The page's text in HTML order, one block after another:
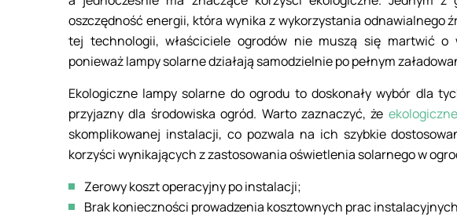
oszczędność energii, która wynika z wykorzystania odnawialnego
tej technologii, właściciele ogrodów nie muszą się martwić o
ponieważ lampy solarne działają samodzielnie po pełnym
Ekologiczne lampy solarne do ogrodu to doskonały wybór dla
przyjazny dla środowiska ogród. Warto zaznaczyć, że
skomplikowanej instalacji, co pozwala na ich szybkie
korzyści wynikających z zastosowania oświetlenia solarnego w
Zerowy koszt operacyjny po instalacji;
Brak konieczności prowadzenia kosztownych prac